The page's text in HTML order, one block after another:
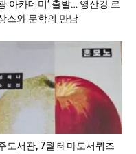
아카데미’ 출발… 영산강 르
스와 문학의 만남
도서관, 7월 테마도서퀴즈